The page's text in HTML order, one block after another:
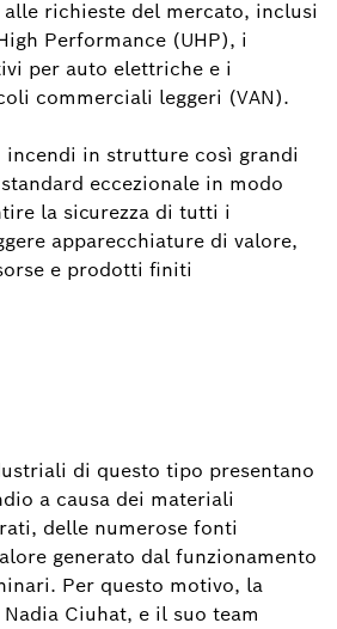
richieste del mercato, inclusi
Performance (UHP), i
per auto elettriche e i
commerciali leggeri (VAN).
incendi in strutture così grandi
eccezionale in modo
la sicurezza di tutti i
apparecchiature di valore,
e prodotti finiti
di questo tipo presentano
a causa dei materiali
delle numerose fonti
generato dal funzionamento
Per questo motivo, la
Ciuhat, e il suo team